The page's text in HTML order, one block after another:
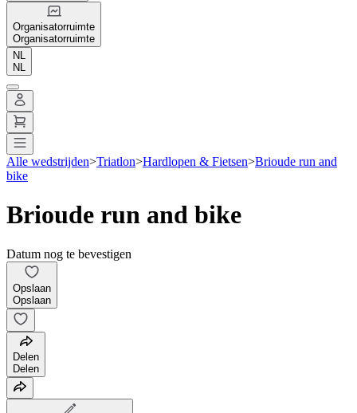
Organisatorruimte
Organisatorruimte
NL
NL
Alle wedstrijden>Triatlon>Hardlopen & Fietsen>Brioude run and
bike
Brioude run and bike
Datum nog te bevestigen
Opslaan
Opslaan
Delen
Delen